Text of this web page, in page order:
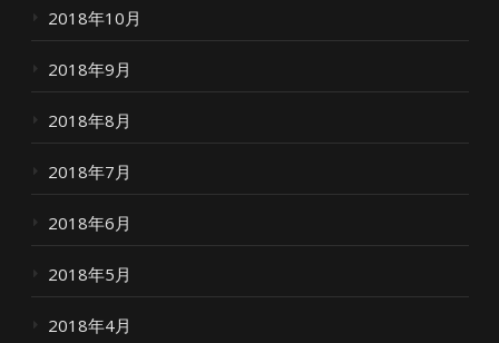
2018年10月
2018年9月
2018年8月
2018年7月
2018年6月
2018年5月
2018年4月